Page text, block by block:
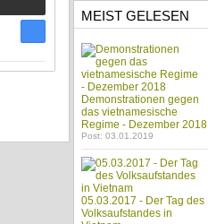
MEIST GELESEN
Demonstrationen gegen
das vietnamesische
Regime - Dezember 2018
Post: 03.01.2019
05.03.2017 - Der Tag des
Volksaufstandes in